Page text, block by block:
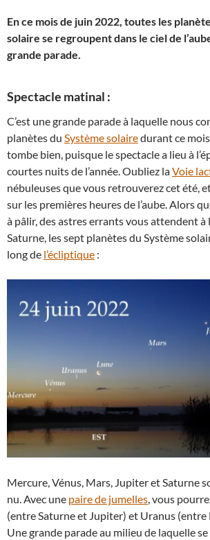
En ce mois de juin 2022, toutes les
solaire se regroupent dans le ciel de
grande parade.
Spectacle matinal :
C’est une grande parade à laquelle nous
planètes du Système solairedurant ce
tombe bien, puisque le spectacle a lieu à
courtes nuits de l’année. Oubliez laVoie
nébuleuses que vous retrouverez cet été,
sur les premières heures de l’aube. Alors
à pâlir, des astres errants vous attendent à
Saturne, les sept planètes du Système
long de l’écliptique :
Mercure, Vénus, Mars, Jupiter et Saturne
nu. Avec une paire de jumelles , vous
(entre Saturne et Jupiter) et Uranus (entre
Une grande parade au milieu de laquelle